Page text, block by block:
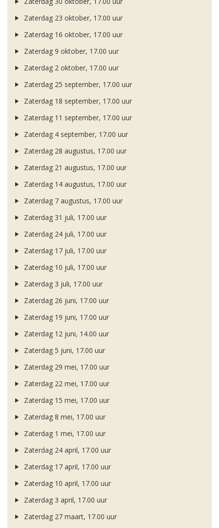
Zaterdag 23 oktober, 17.00 uur
Zaterdag 16 oktober, 17.00 uur
Zaterdag 9 oktober, 17.00 uur
Zaterdag 2 oktober, 17.00 uur
Zaterdag 25 september, 17.00 uur
Zaterdag 18 september, 17.00 uur
Zaterdag 11 september, 17.00 uur
Zaterdag 4 september, 17.00 uur
Zaterdag 28 augustus, 17.00 uur
Zaterdag 21 augustus, 17.00 uur
Zaterdag 14 augustus, 17.00 uur
Zaterdag 7 augustus, 17.00 uur
Zaterdag 31 juli, 17.00 uur
Zaterdag 24 juli, 17.00 uur
Zaterdag 17 juli, 17.00 uur
Zaterdag 10 juli, 17.00 uur
Zaterdag 3 juli, 17.00 uur
Zaterdag 26 juni, 17.00 uur
Zaterdag 19 juni, 17.00 uur
Zaterdag 12 juni, 14.00 uur
Zaterdag 5 juni, 17.00 uur
Zaterdag 29 mei, 17.00 uur
Zaterdag 22 mei, 17.00 uur
Zaterdag 15 mei, 17.00 uur
Zaterdag 8 mei, 17.00 uur
Zaterdag 1 mei, 17.00 uur
Zaterdag 24 april, 17.00 uur
Zaterdag 17 april, 17.00 uur
Zaterdag 10 april, 17.00 uur
Zaterdag 3 april, 17.00 uur
Zaterdag 27 maart, 17.00 uur